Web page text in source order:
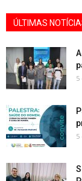
ÚLTIMAS
5
5